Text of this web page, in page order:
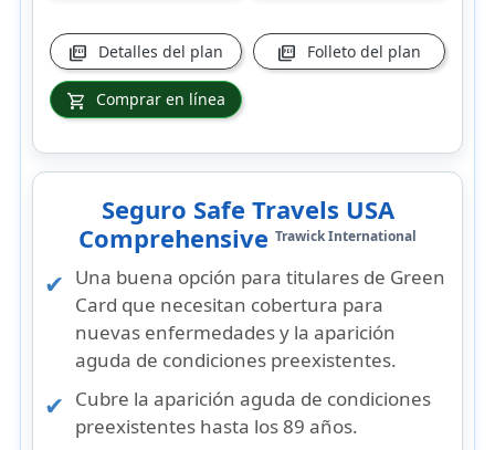
picture_as_pdf Detalles del plan picture_as_pdf Folleto del plan
shopping_cart Comprar en línea
Seguro Safe Travels USA
Comprehensive Trawick International
Una buena opción para titulares de Green
Card que necesitan cobertura para
nuevas enfermedades y la aparición
aguda de condiciones preexistentes.
Cubre la aparición aguda de condiciones
preexistentes hasta los 89 años.